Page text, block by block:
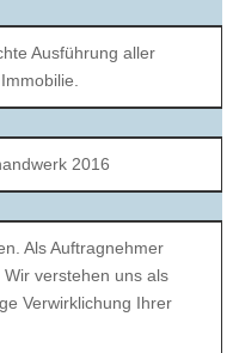
Ausführung aller
2016
Als Auftragnehmer
verstehen uns als
Verwirklichung Ihrer